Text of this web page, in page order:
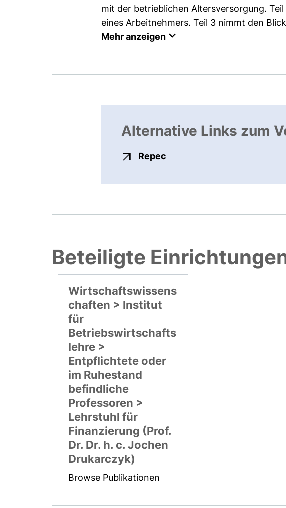
mit der betrieblichen Altersversorgung.
eines Arbeitnehmers. Teil 3 nimmt den
Mehr anzeigen
Alternative Links zum
Repec
Beteiligte
Wirtschaftswissens
chaften > Institut
für
Betriebswirtschafts
lehre >
Entpflichtete oder
im Ruhestand
befindliche
Professoren >
Lehrstuhl für
Finanzierung (Prof.
Dr. Dr. h. c. Jochen
Drukarczyk)
Browse Publikationen